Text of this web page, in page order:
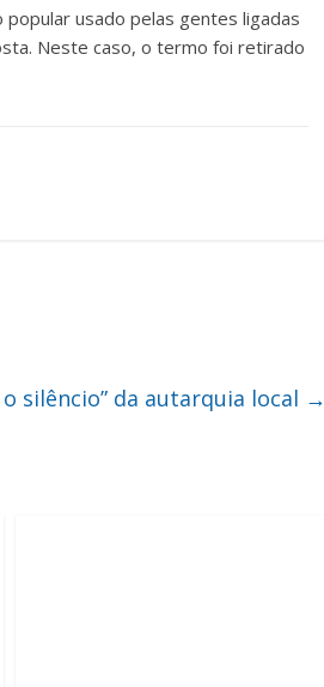
usado pelas gentes ligadas
Neste caso, o termo foi retirado
silêncio” da autarquia local →